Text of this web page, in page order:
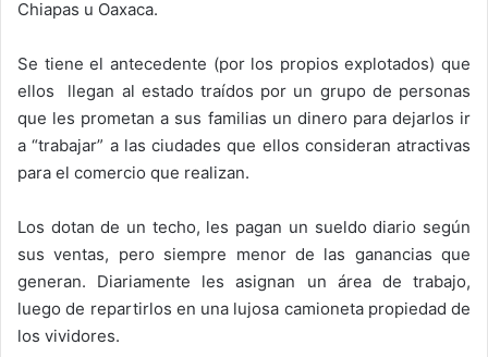
Chiapas u Oaxaca.
Se tiene el antecedente (por los propios explotados) que
ellos llegan al estado traídos por un grupo de personas
que les prometan a sus familias un dinero para dejarlos ir
a “trabajar” a las ciudades que ellos consideran atractivas
para el comercio que realizan.
Los dotan de un techo, les pagan un sueldo diario según
sus ventas, pero siempre menor de las ganancias que
generan. Diariamente les asignan un área de trabajo,
luego de repartirlos en una lujosa camioneta propiedad de
los vividores.